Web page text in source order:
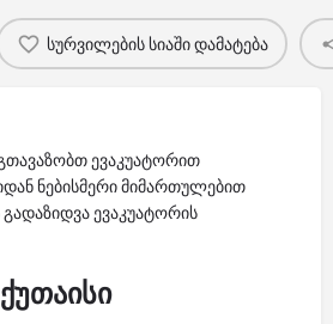
სურვილების სიაში დამატება
ევაკუატორით
ნებისმერი მიმართულებით
გადაზიდვა ევაკუატორის